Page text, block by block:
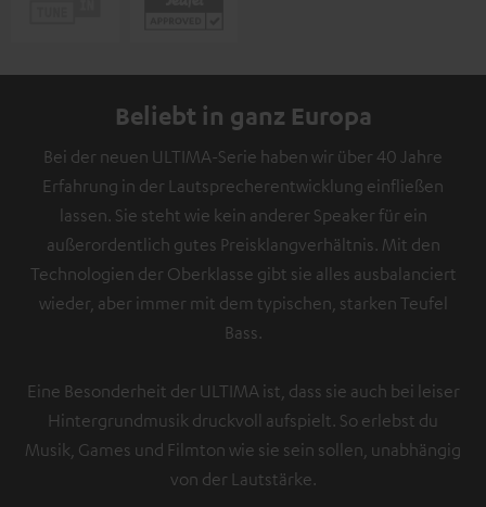
Beliebt in ganz Europa
Bei der neuen ULTIMA-Serie haben wir über 40 Jahre
Erfahrung in der Lautsprecherentwicklung einfließen
lassen. Sie steht wie kein anderer Speaker für ein
außerordentlich gutes Preisklangverhältnis. Mit den
Technologien der Oberklasse gibt sie alles ausbalanciert
wieder, aber immer mit dem typischen, starken Teufel
Bass.
Eine Besonderheit der ULTIMA ist, dass sie auch bei leiser
Hintergrundmusik druckvoll aufspielt. So erlebst du
Musik, Games und Filmton wie sie sein sollen, unabhängig
von der Lautstärke.